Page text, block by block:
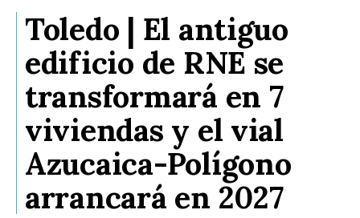
Toledo | El antiguo
edificio de RNE se
transformará en 7
viviendas y el vial
Azucaica-Polígono
arrancará en 2027